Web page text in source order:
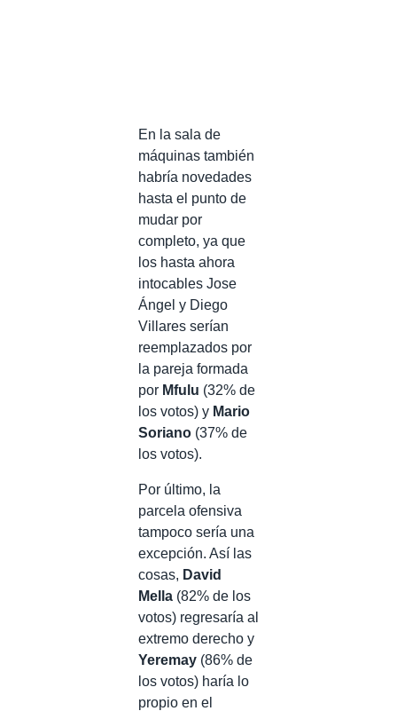
En la sala de
máquinas también
habría novedades
hasta el punto de
mudar por
completo, ya que
los hasta ahora
intocables Jose
Ángel y Diego
Villares serían
reemplazados por
la pareja formada
por Mfulu (32% de
los votos) y Mario
Soriano (37% de
los votos).
Por último, la
parcela ofensiva
tampoco sería una
excepción. Así las
cosas, David
Mella (82% de los
votos) regresaría al
extremo derecho y
Yeremay (86% de
los votos) haría lo
propio en el